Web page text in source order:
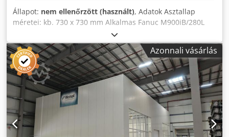
Állapot: nem ellenőrzött (használt), Adatok Asztallap
méretei: kb. 730 x 730 mm Alkalmas Fanuc M900iB/280L
robothoz Cjdozilrhopfx Adqjrf Teljes méretek: kb. 940 x 810
x 660 mm
Azonnali vásárlás